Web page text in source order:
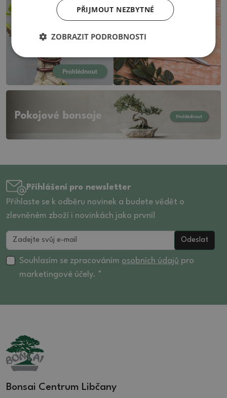
Přihlášení pro newsletter
Přihlaste se k odběru novinek a budete vědět o
zlevněném zboží i novinkách jako první!
Odeslat
Souhlasím se zpracováním osobních údajů pro
marketingové účely. *
Bonsai Centrum Libčany
PŘIJMOUT NEZBYTNÉ
ZOBRAZIT PODROBNOSTI